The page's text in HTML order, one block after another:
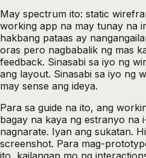
May spectrum ito: static
working app na may tunay na
hakbang pataas ay
oras pero nagbabalik ng mas
feedback. Sinasabi sa iyo ng
ang layout. Sinasabi sa iyo ng
may sense ang ideya.
Para sa guide na ito, ang
bagay na kaya ng estranyo na
nagnarate. Iyan ang sukatan.
screenshot. Para mag-
ito, kailangan mo ng